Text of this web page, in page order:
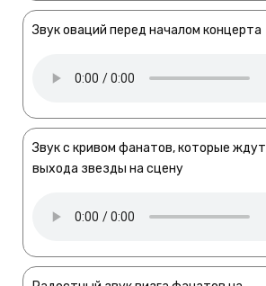
Звук оваций перед началом концерта
Звук с кривом фанатов, которые ждут
выхода звезды на сцену